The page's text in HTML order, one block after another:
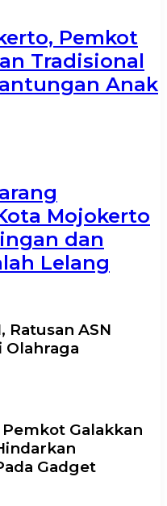
Pemkot
Tradisional
Anak
Mojokerto
dan
Lelang
Ratusan ASN
Olahraga
Galakkan
Gadget